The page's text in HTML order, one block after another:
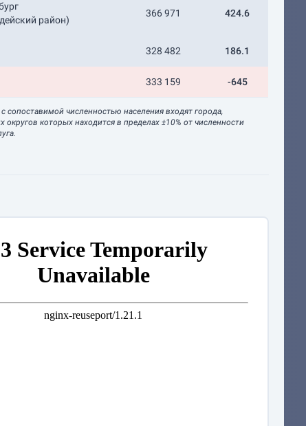
район)
366 971 424.6
328 482 186.1
333 159 -645
сопоставимой численностью населения входят города,
округов которых находится в пределах ±10% от численности